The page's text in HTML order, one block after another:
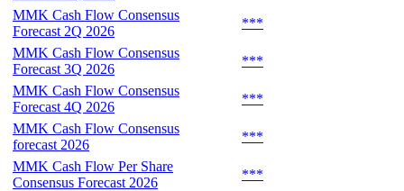
MMK Cash Flow Consensus
Forecast 2Q 2026
***
MMK Cash Flow Consensus
Forecast 3Q 2026
***
MMK Cash Flow Consensus
Forecast 4Q 2026
***
MMK Cash Flow Consensus
forecast 2026
***
MMK Cash Flow Per Share
Consensus Forecast 2026
***